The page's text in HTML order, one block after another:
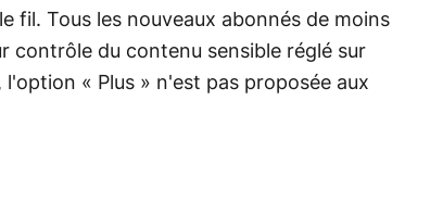
fil. Tous les nouveaux abonnés de moins
contrôle du contenu sensible réglé sur
« Plus » n'est pas proposée aux